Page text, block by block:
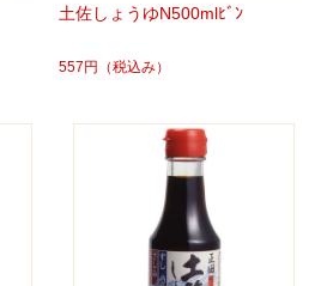
土佐しょうゆN500mlﾋﾞﾝ
557円 （税込み）